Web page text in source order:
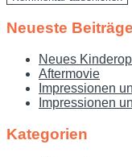
Neueste Beiträge
Neues
Aftermovie
Impressionen
Impressionen
Kategorien